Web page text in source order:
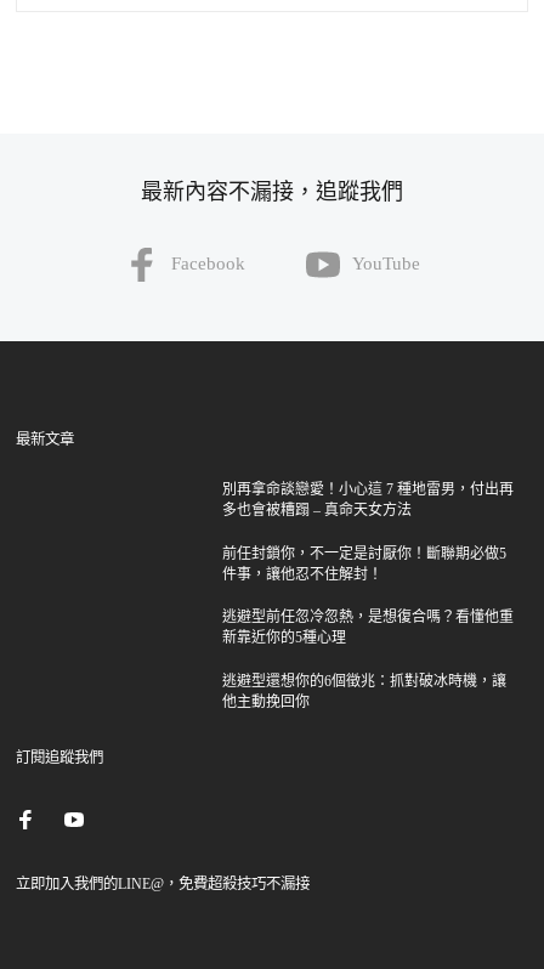
最新內容不漏接，追蹤我們
Facebook YouTube
最新文章
別再拿命談戀愛！小心這 7 種地雷男，付出再
多也會被糟蹋 – 真命天女方法
前任封鎖你，不一定是討厭你！斷聯期必做5
件事，讓他忍不住解封！
逃避型前任忽冷忽熱，是想復合嗎？看懂他重
新靠近你的5種心理
逃避型還想你的6個徵兆：抓對破冰時機，讓
他主動挽回你
訂閱追蹤我們
立即加入我們的LINE@，免費超殺技巧不漏接